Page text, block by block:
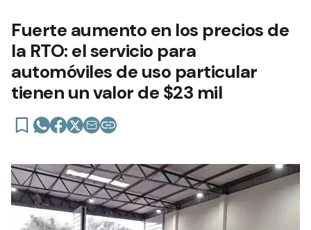
Fuerte aumento en los precios de
la RTO: el servicio para
automóviles de uso particular
tienen un valor de $23 mil